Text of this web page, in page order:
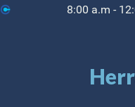
8:00 a.m -